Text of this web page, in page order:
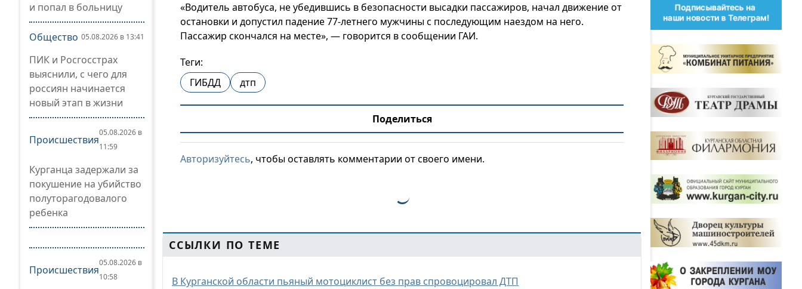
и попал в больницу
Общество 05.08.2026 в 13:41
ПИК и Росгосстрах
выяснили, с чего для
россиян начинается
новый этап в жизни
Происшествия
05.08.2026 в
11:59
Курганца задержали за
покушение на убийство
полуторагодовалого
ребенка
Происшествия
05.08.2026 в
10:58
«Водитель автобуса, не убедившись в безопасности высадки пассажиров, начал движение от
остановки и допустил падение 77-летнего мужчины с последующим наездом на него.
Пассажир скончался на месте», — говорится в сообщении ГАИ.
Теги:
ГИБДД
дтп
Поделиться
Авторизуйтесь, чтобы оставлять комментарии от своего имени.
ССЫЛКИ ПО ТЕМЕ
В Курганской области пьяный мотоциклист без прав спровоцировал ДТП